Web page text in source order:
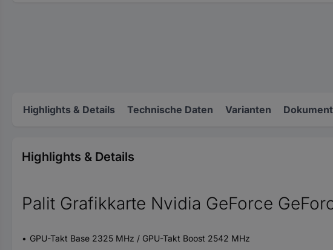
Highlights & Details Technische Daten Varianten
Highlights & Details
Palit Grafikkarte Nvidia GeForce
GPU-Takt Base 2325 MHz / GPU-Takt Boost 2542 MHz